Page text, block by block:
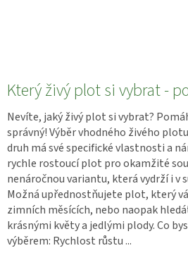
Který živý plot si vybrat -
Nevíte, jaký živý plot si vybrat?
správný! Výběr vhodného živého
druh má své specifické vlastnosti a
rychle rostoucí plot pro okamžité
nenáročnou variantu, která vydrží i v
Možná upřednostňujete plot, který
zimních měsících, nebo naopak
krásnými květy a jedlými plody. Co
výběrem: Rychlost růstu ...